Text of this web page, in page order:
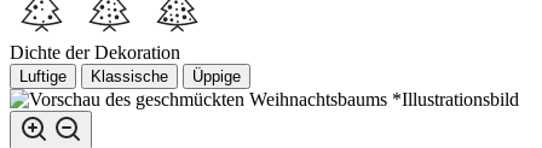
Dichte der Dekoration
Luftige Klassische Üppige
*Illustrationsbild